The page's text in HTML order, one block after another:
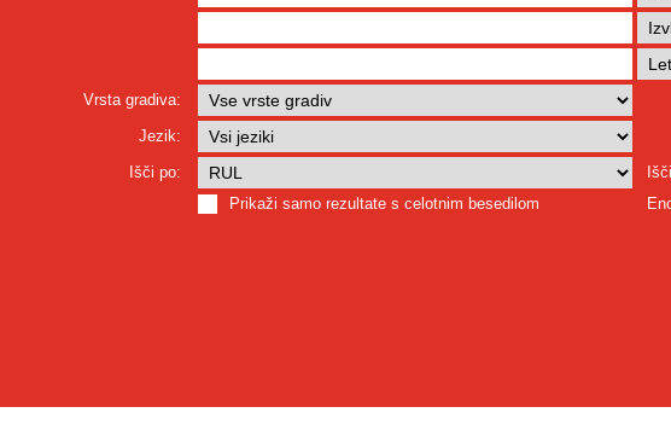
Vrsta gradiva:
Jezik:
Išči po:
Išči
Prikaži samo rezultate s celotnim besedilom